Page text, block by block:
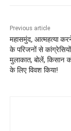
Previous article
महासमुंद, आत्महत्या
के परिजनों से
मुलाकात, बोलें, किसान
के लिए विवश किया!